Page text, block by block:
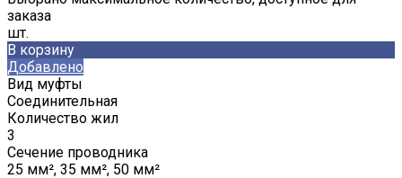
заказа
шт.
В корзину
Добавлено
Вид муфты
Соединительная
Количество жил
3
Сечение проводника
25 мм², 35 мм², 50 мм²